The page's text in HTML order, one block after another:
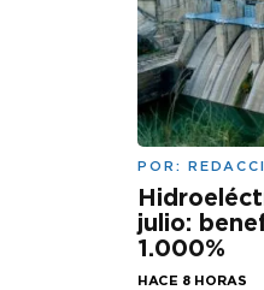
POR:
julio:
1.000%
HACE 8 HORAS